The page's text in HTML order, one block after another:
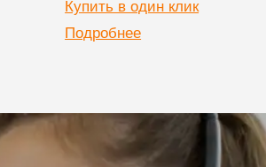
Купить в один клик
Подробнее